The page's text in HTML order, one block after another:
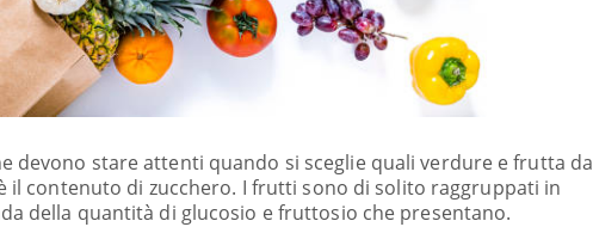
devono stare attenti quando si sceglie quali verdure e frutta da
il contenuto di zucchero. I frutti sono di solito raggruppati in
della quantità di glucosio e fruttosio che presentano.